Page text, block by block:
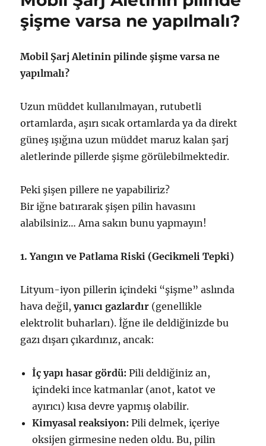
için
şişme varsa ne yapılmalı?
Mobil Şarj Aletinin pilinde şişme varsa ne
yapılmalı?
Uzun müddet kullanılmayan, rutubetli
ortamlarda, aşırı sıcak ortamlarda ya da direkt
güneş ışığına uzun müddet maruz kalan şarj
aletlerinde pillerde şişme görülebilmektedir.
Peki şişen pillere ne yapabiliriz?
Bir iğne batırarak şişen pilin havasını
alabilsiniz… Ama sakın bunu yapmayın!
1. Yangın ve Patlama Riski (Gecikmeli Tepki)
Lityum-iyon pillerin içindeki “şişme” aslında
hava değil,yanıcı gazlardır (genellikle
elektrolit buharları). İğne ile deldiğinizde bu
gazı dışarı çıkardınız, ancak:
İç yapı hasar gördü: Pili deldiğiniz an,
içindeki ince katmanlar (anot, katot ve
ayırıcı) kısa devre yapmış olabilir.
Kimyasal reaksiyon: Pili delmek, içeriye
oksijen girmesine neden oldu. Bu, pilin